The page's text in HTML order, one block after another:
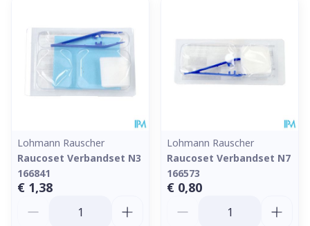
Lohmann Rauscher
Raucoset Verbandset N3
166841
€ 1,38
Lohmann Rauscher
Raucoset Verbandset N7
166573
€ 0,80